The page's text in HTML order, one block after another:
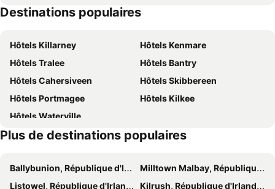
Kells Bay House and Gardens
Derrynane House
Rose of Tralee International Festival
Destinations populaires
Hôtels Killarney
Hôtels Kenmare
Hôtels Tralee
Hôtels Bantry
Hôtels Cahersiveen
Hôtels Skibbereen
Hôtels Portmagee
Hôtels Kilkee
Hôtels Waterville
Plus de destinations populaires
Ballybunion, République d'Irlande Hôtels
Milltown Malbay, République d'Irlande Hôtels
Listowel, République d'Irlande Hôtels
Kilrush, République d'Irlande Hôtels